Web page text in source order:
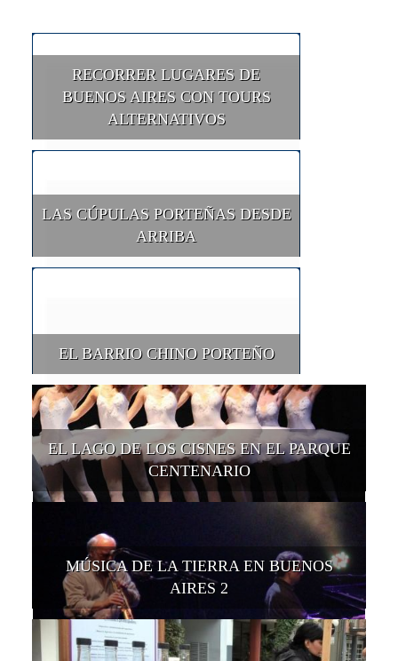
RECORRER LUGARES DE
BUENOS AIRES CON TOURS
ALTERNATIVOS
LAS CÚPULAS PORTEÑAS DESDE
ARRIBA
EL BARRIO CHINO PORTEÑO
EL LAGO DE LOS CISNES EN EL PARQUE
CENTENARIO
MÚSICA DE LA TIERRA EN BUENOS
AIRES 2